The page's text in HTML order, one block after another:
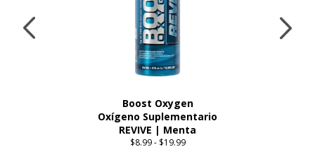
Boost Oxygen
Oxígeno Suplementario
REVIVE | Menta
$8.99- $19.99Price